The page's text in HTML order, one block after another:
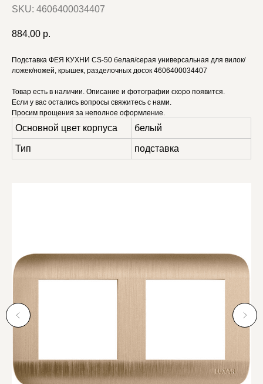
SKU: 4606400034407
884,00 р.
Подставка ФЕЯ КУХНИ CS-50 белая/серая универсальная для вилок/
ложек/ножей, крышек, разделочных досок 4606400034407
Товар есть в наличии. Описание и фотографии скоро появится.
Если у вас остались вопросы свяжитесь с нами.
Просим прощения за неполное оформление.
Основной цвет корпуса белый
Тип подставка